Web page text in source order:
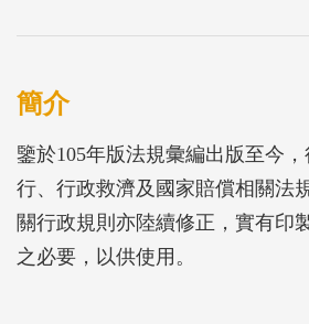
簡介
鑒於105年版法規彙編出版至今
行、行政救濟及國家賠償相關法
關行政規則亦陸續修正，實有印
之必要，以供使用。
經彙整法規修正資料，按法規業